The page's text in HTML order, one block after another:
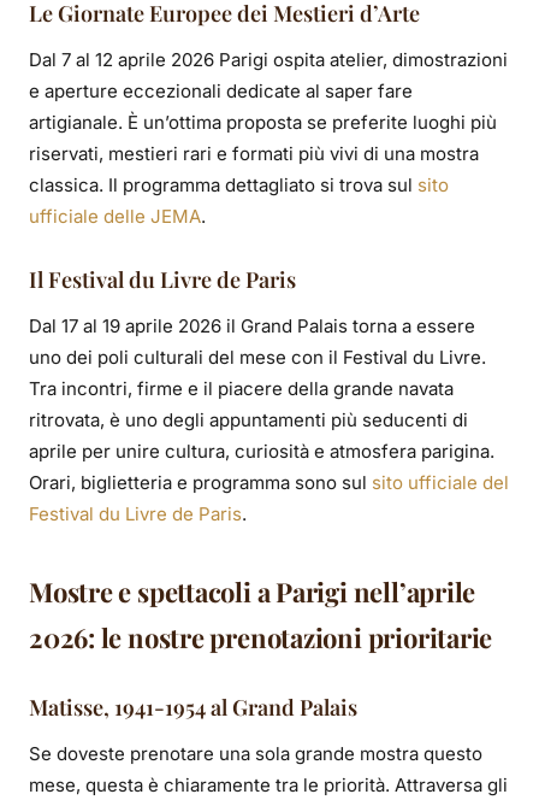
Le Giornate Europee dei Mestieri d’Arte
Dal 7 al 12 aprile 2026 Parigi ospita atelier, dimostrazioni
e aperture eccezionali dedicate al saper fare
artigianale. È un’ottima proposta se preferite luoghi più
riservati, mestieri rari e formati più vivi di una mostra
classica. Il programma dettagliato si trova sul sito
ufficiale delle JEMA.
Il Festival du Livre de Paris
Dal 17 al 19 aprile 2026 il Grand Palais torna a essere
uno dei poli culturali del mese con il Festival du Livre.
Tra incontri, firme e il piacere della grande navata
ritrovata, è uno degli appuntamenti più seducenti di
aprile per unire cultura, curiosità e atmosfera parigina.
Orari, biglietteria e programma sono sul sito ufficiale del
Festival du Livre de Paris.
Mostre e spettacoli a Parigi nell’aprile
2026: le nostre prenotazioni prioritarie
Matisse, 1941-1954 al Grand Palais
Se doveste prenotare una sola grande mostra questo
mese, questa è chiaramente tra le priorità. Attraversa gli